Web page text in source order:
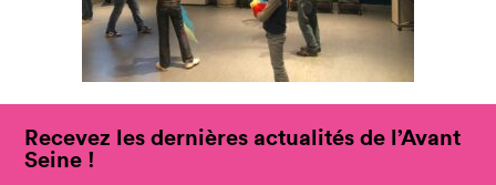
Recevez les dernières actualités de l’Avant
Seine !